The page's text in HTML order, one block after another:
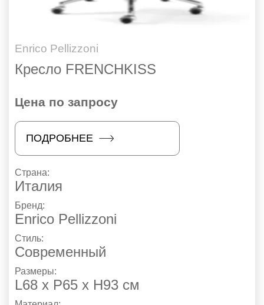
Enrico Pellizzoni
Кресло FRENCHKISS
Цена по запросу
ПОДРОБНЕЕ
Страна:
Италия
Бренд:
Enrico Pellizzoni
Стиль:
Современный
Размеры:
L68 x P65 x H93 см